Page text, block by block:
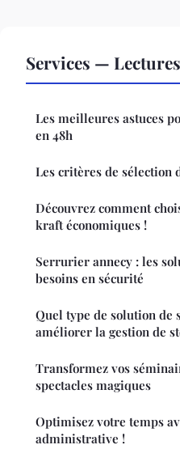
Services —
Les meilleures astuces
en 48h
Les critères de sélection
Découvrez comment
kraft économiques !
Serrurier annecy : les
besoins en sécurité
Quel type de solution de
améliorer la gestion de
Transformez vos
spectacles magiques
Optimisez votre temps
administrative !